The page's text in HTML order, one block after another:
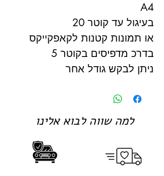
A4
בעיגול עד קוטר 20
או תמונות קטנות לקאפקייקס
בדרכ מדפיסים בקוטר 5
ניתן לבקש גודל אחר
למה שווה לבוא אלינו